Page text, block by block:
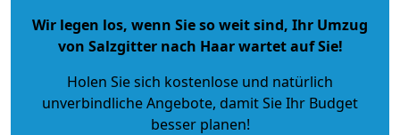
Wir legen los, wenn Sie so weit sind, Ihr Umzug
von Salzgitter nach Haar wartet auf Sie!
Holen Sie sich kostenlose und natürlich
unverbindliche Angebote, damit Sie Ihr Budget
besser planen!